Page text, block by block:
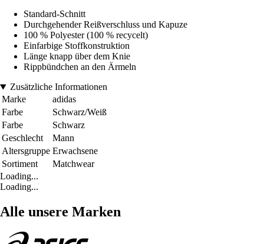
Standard-Schnitt
Durchgehender Reißverschluss und Kapuze
100 % Polyester (100 % recycelt)
Einfarbige Stoffkonstruktion
Länge knapp über dem Knie
Rippbündchen an den Ärmeln
Zusätzliche Informationen
Marke
adidas
Farbe
Schwarz/Weiß
Farbe
Schwarz
Geschlecht
Mann
Altersgruppe Erwachsene
Sortiment
Matchwear
Loading...
Loading...
Alle unsere Marken